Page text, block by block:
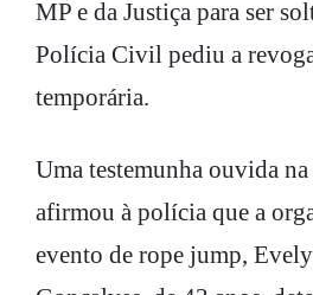
MP e da Justiça para ser
Polícia Civil pediu a
temporária.
Uma testemunha ouvida
afirmou à polícia que a
evento de rope jump,